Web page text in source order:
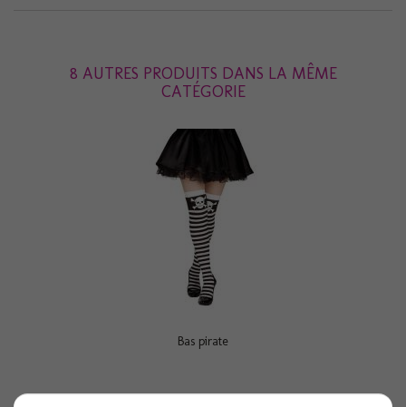
8 AUTRES PRODUITS DANS LA MÊME
CATÉGORIE
Bas pirate